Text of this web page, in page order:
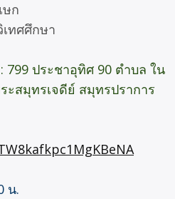
ษก
เทศศึกษา
: 799 ประชาอุทิศ 90 ตำบล ใน
ะสมุทรเจดีย์ สมุทรปราการ
น.